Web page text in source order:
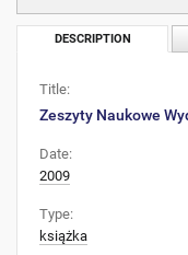
DESCRIPTION
Title:
Zeszyty Naukowe
Date:
2009
Type:
książka